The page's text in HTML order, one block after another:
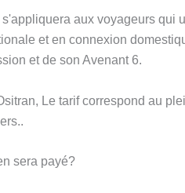
s'appliquera aux voyageurs qui
et en connexion
et de son Avenant 6.
Le tarif correspond au
sera payé?